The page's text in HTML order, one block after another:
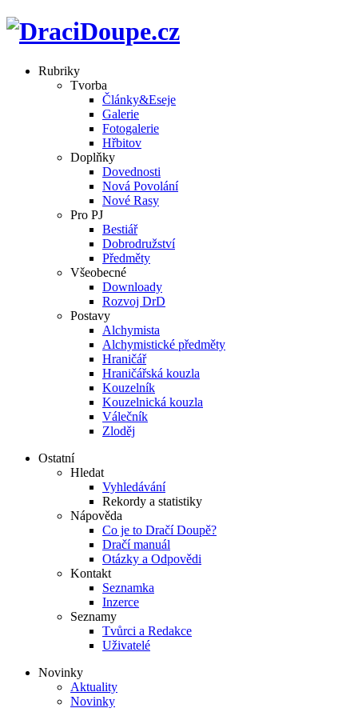
Rubriky
Tvorba
Články&Eseje
Galerie
Fotogalerie
Hřbitov
Doplňky
Dovednosti
Nová Povolání
Nové Rasy
Pro PJ
Bestiář
Dobrodružství
Předměty
Všeobecné
Downloady
Rozvoj DrD
Postavy
Alchymista
Alchymistické předměty
Hraničář
Hraničářská kouzla
Kouzelník
Kouzelnická kouzla
Válečník
Zloděj
Ostatní
Hledat
Vyhledávání
Rekordy a statistiky
Nápověda
Co je to Dračí Doupě?
Dračí manuál
Otázky a Odpovědi
Kontakt
Seznamka
Inzerce
Seznamy
Tvůrci a Redakce
Uživatelé
Novinky
Aktuality
Novinky